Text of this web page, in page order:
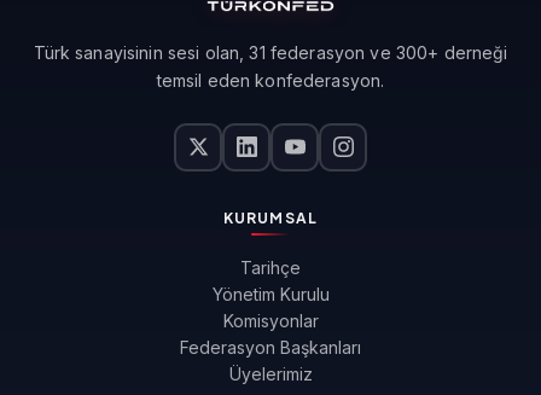
Türk sanayisinin sesi olan, 31 federasyon ve 300+ derneği
temsil eden konfederasyon.
KURUMSAL
Tarihçe
Yönetim Kurulu
Komisyonlar
Federasyon Başkanları
Üyelerimiz